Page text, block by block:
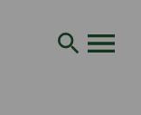
Siirry